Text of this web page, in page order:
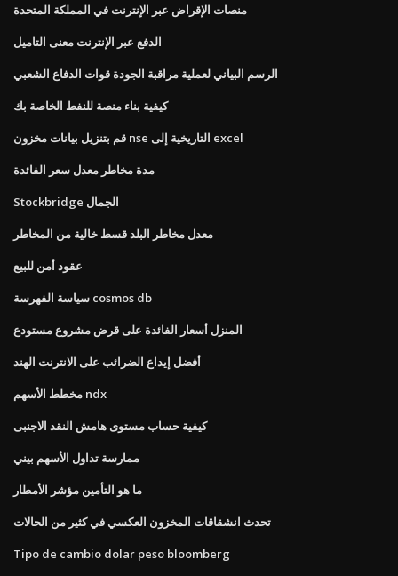
منصات الإقراض عبر الإنترنت في المملكة المتحدة
الدفع عبر الإنترنت معنى التاميل
الرسم البياني لعملية مراقبة الجودة قوات الدفاع الشعبي
كيفية بناء منصة للنفط الخاصة بك
قم بتنزيل بيانات مخزون nse التاريخية إلى excel
مدة مخاطر معدل سعر الفائدة
Stockbridge الجمال
معدل مخاطر البلد قسط خالية من المخاطر
عقود أمن للبيع
سياسة الفهرسة cosmos db
المنزل أسعار الفائدة على قرض مشروع مستودع
أفضل إيداع الضرائب على الانترنت الهند
مخطط الأسهم ndx
كيفية حساب مستوى هامش النقد الاجنبى
ممارسة تداول الأسهم بيني
ما هو التأمين مؤشر الأمطار
تحدث انشقاقات المخزون العكسي في كثير من الحالات
Tipo de cambio dolar peso bloomberg